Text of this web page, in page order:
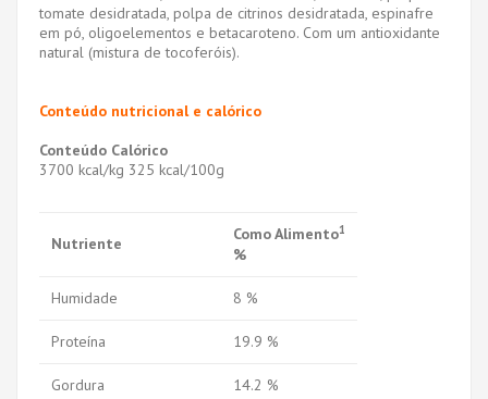
tomate desidratada, polpa de citrinos desidratada, espinafre
em pó, oligoelementos e betacaroteno. Com um antioxidante
natural (mistura de tocoferóis).
Conteúdo nutricional e calórico
Conteúdo Calórico
3700 kcal/kg 325 kcal/100g
Nutriente Como Alimento1
%
Humidade 8 %
Proteína 19.9 %
Gordura 14.2 %